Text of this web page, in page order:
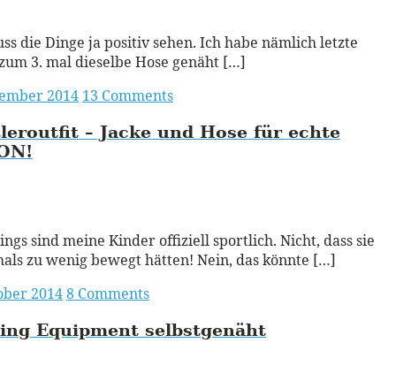
die Dinge ja positiv sehen. Ich habe nämlich letzte
3. mal dieselbe Hose genäht […]
2014 13 Comments
– Jacke und Hose für echte
sind meine Kinder offiziell sportlich. Nicht, dass sie
zu wenig bewegt hätten! Nein, das könnte […]
20148 Comments
Equipment selbstgenäht